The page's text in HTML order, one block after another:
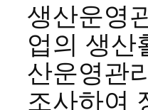
생산운영
업의 생산
산운영관
조사하여